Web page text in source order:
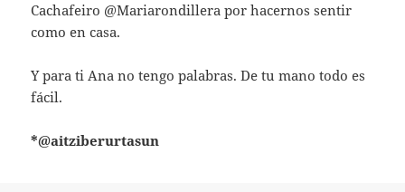
Cachafeiro @Mariarondillera por hacernos sentir
como en casa.
Y para ti Ana no tengo palabras. De tu mano todo es
fácil.
*@aitziberurtasun